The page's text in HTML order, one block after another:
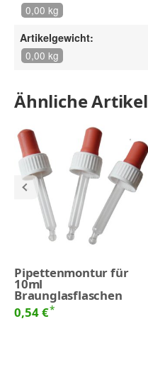
0,00 kg
Artikelgewicht:
0,00 kg
Ähnliche Artikel
Pipettenmontur für
10ml
Braunglasflaschen
0,54 €*